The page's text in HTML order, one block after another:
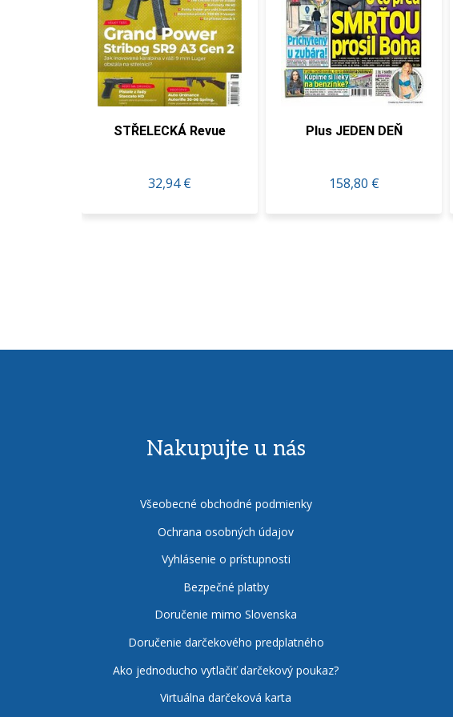
STŘELECKÁ Revue
32,94 €
Plus JEDEN DEŇ
158,80 €
Nakupujte u nás
Všeobecné obchodné podmienky
Ochrana osobných údajov
Vyhlásenie o prístupnosti
Bezpečné platby
Doručenie mimo Slovenska
Doručenie darčekového predplatného
Ako jednoducho vytlačiť darčekový poukaz?
Virtuálna darčeková karta